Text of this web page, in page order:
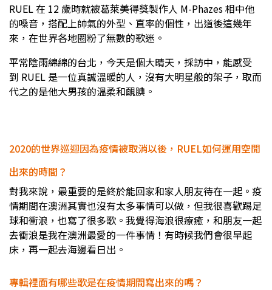
RUEL 在 12 歲時就被葛萊美得獎製作人 M-Phazes 相中他
的嗓音，搭配上帥氣的外型、直率的個性，出道後這幾年
來，在世界各地圈粉了無數的歌迷。
平常陰雨綿綿的台北，今天是個大晴天，採訪中，能感受
到 RUEL 是一位真誠溫暖的人，沒有大明星般的架子，取而
代之的是他大男孩的溫柔和靦腆。
2020的世界巡迴因為疫情被取消以後，RUEL如何運用空閒
出來的時間？
對我來說，最重要的是終於能回家和家人朋友待在一起。疫
情期間在澳洲其實也沒有太多事情可以做，但我很喜歡踢足
球和衝浪，也寫了很多歌。我覺得海浪很療癒，和朋友一起
去衝浪是我在澳洲最愛的一件事情！有時候我們會很早起
床，再一起去海邊看日出。
專輯裡面有哪些歌是在疫情期間寫出來的嗎？